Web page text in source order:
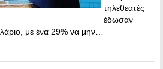
τηλεθεατές
έδωσαν
με ένα 29% να μην…